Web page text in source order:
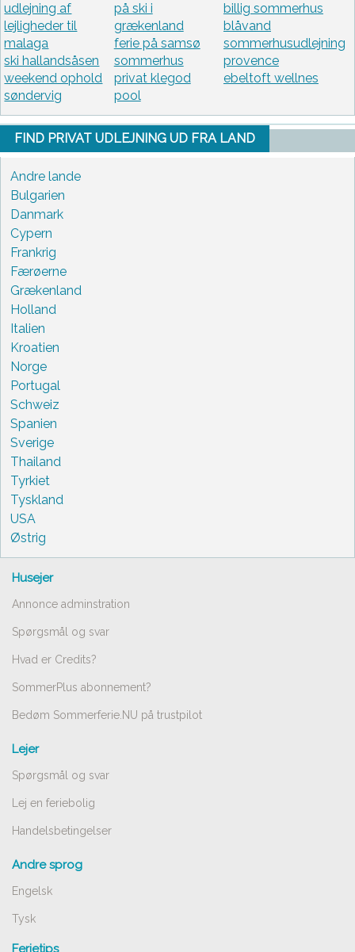
udlejning af
lejligheder til
malaga
ski hallandsåsen
weekend ophold
søndervig
på ski i
grækenland
ferie på samsø
sommerhus
privat klegod
pool
billig sommerhus
blåvand
sommerhusudlejning
provence
ebeltoft wellnes
FIND PRIVAT UDLEJNING UD FRA LAND
Andre lande
Bulgarien
Danmark
Cypern
Frankrig
Færøerne
Grækenland
Holland
Italien
Kroatien
Norge
Portugal
Schweiz
Spanien
Sverige
Thailand
Tyrkiet
Tyskland
USA
Østrig
Husejer
Annonce adminstration
Spørgsmål og svar
Hvad er Credits?
SommerPlus abonnement?
Bedøm Sommerferie.NU på trustpilot
Lejer
Spørgsmål og svar
Lej en feriebolig
Handelsbetingelser
Andre sprog
Engelsk
Tysk
Ferietips